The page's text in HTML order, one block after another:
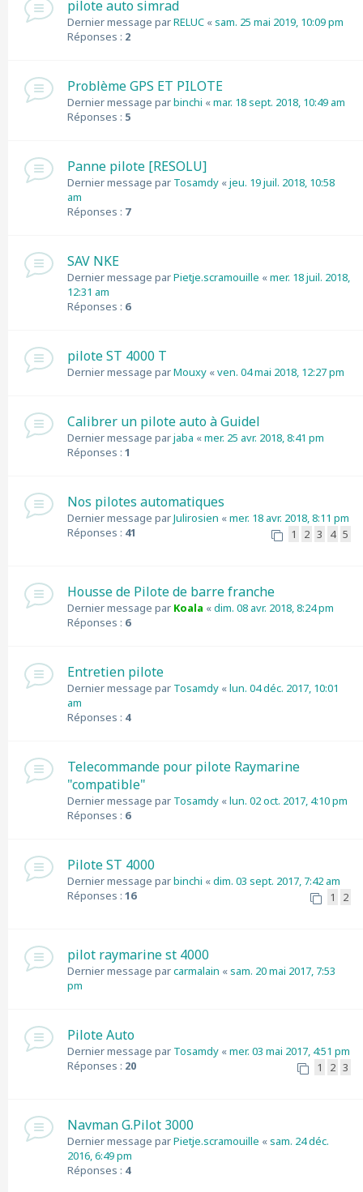
pilote auto simrad
Dernier message parRELUC «sam. 25 mai 2019, 10:09 pm
Réponses : 2
Problème GPS ET PILOTE
Dernier message parbinchi «mar. 18 sept. 2018, 10:49 am
Réponses : 5
Panne pilote [RESOLU]
Dernier message par Tosamdy «jeu. 19 juil. 2018, 10:58
am
Réponses : 7
SAV NKE
Dernier message parPietje.scramouille «mer. 18 juil. 2018,
12:31 am
Réponses : 6
pilote ST 4000 T
Dernier message parMouxy «ven. 04 mai 2018, 12:27 pm
Calibrer un pilote auto à Guidel
Dernier message parjaba «mer. 25 avr. 2018, 8:41 pm
Réponses : 1
Nos pilotes automatiques
Dernier message parJulirosien «mer. 18 avr. 2018, 8:11 pm
Réponses : 41 1 2 3 4 5
Housse de Pilote de barre franche
Dernier message par Koala «dim. 08 avr. 2018, 8:24 pm
Réponses : 6
Entretien pilote
Dernier message par Tosamdy «lun. 04 déc. 2017, 10:01
am
Réponses : 4
Telecommande pour pilote Raymarine
"compatible"
Dernier message par Tosamdy «lun. 02 oct. 2017, 4:10 pm
Réponses : 6
Pilote ST 4000
Dernier message parbinchi «dim. 03 sept. 2017, 7:42 am
Réponses : 16 1 2
pilot raymarine st 4000
Dernier message parcarmalain «sam. 20 mai 2017, 7:53
pm
Pilote Auto
Dernier message par Tosamdy «mer. 03 mai 2017, 4:51 pm
Réponses : 20 1 2 3
Navman G.Pilot 3000
Dernier message parPietje.scramouille «sam. 24 déc.
2016, 6:49 pm
Réponses : 4